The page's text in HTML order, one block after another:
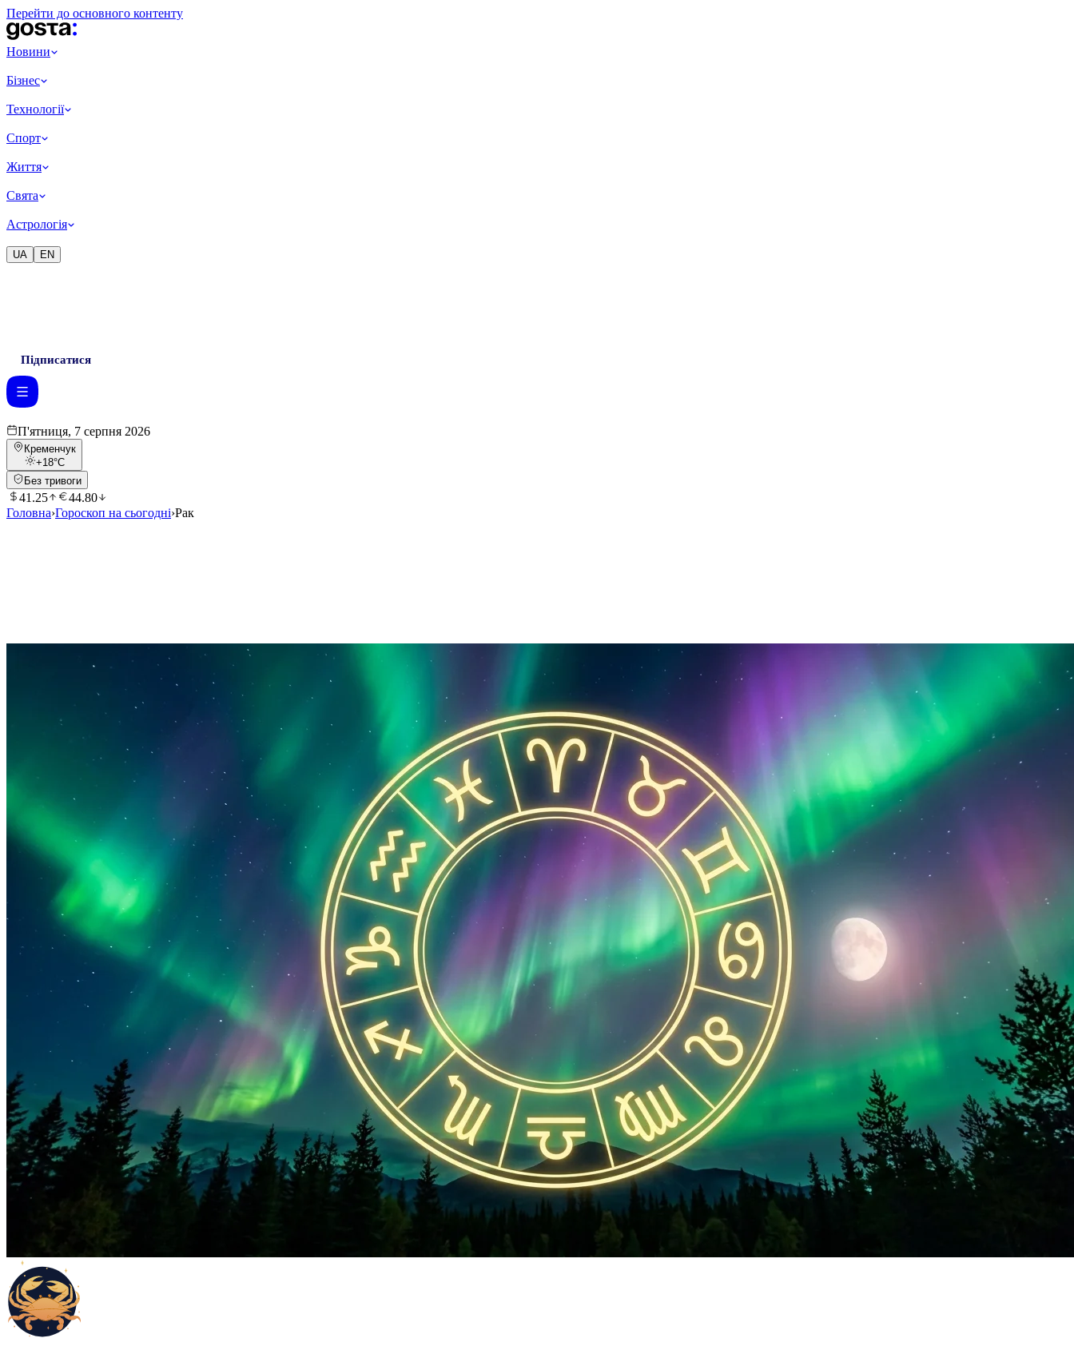
Перейти до основного контенту
Новини
Бізнес
Технології
Спорт
Життя
Свята
Астрологія
UA EN
Підписатися
П'ятниця, 7 серпня 2026
Кременчук
+18°C
Без тривоги
41.25
44.80
Головна›Гороскоп на сьогодні›Рак